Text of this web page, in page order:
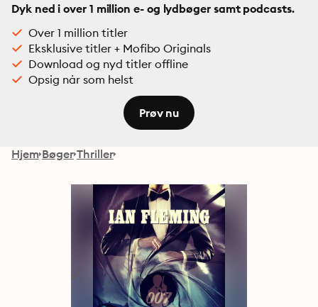
Dyk ned i over 1 million e- og lydbøger samt podcasts.
Over 1 million titler
Eksklusive titler + Mofibo Originals
Download og nyd titler offline
Opsig når som helst
Prøv nu
Hjem Bøger Thriller